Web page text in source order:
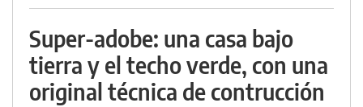
Super-adobe: una casa bajo
tierra y el techo verde, con una
original técnica de contrucción